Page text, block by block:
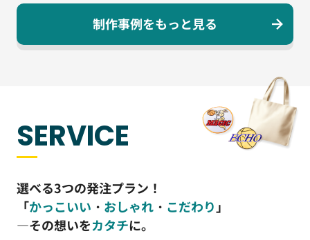
制作事例をもっと見る
SERVICE
選べる3つの発注プラン！
「かっこいい ・ おしゃれ・ こだわり 」
―その想いをカタチに。